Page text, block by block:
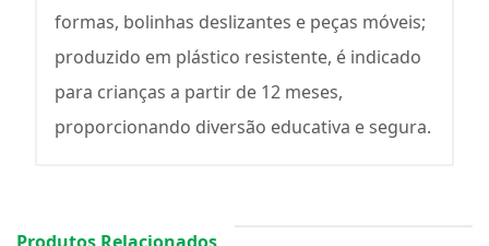
formas, bolinhas deslizantes e peças móveis;
produzido em plástico resistente, é indicado
para crianças a partir de 12 meses,
proporcionando diversão educativa e segura.